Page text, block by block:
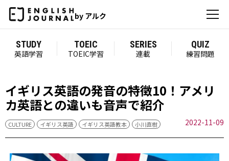
by アルク
STUDY
英語学習
TOEIC
TOEIC学習
SERIES
連載
QUIZ
練習問題
イギリス英語の発音の特徴10！アメリ
カ英語との違いも音声で紹介
CULTURE イギリス英語 イギリス英語教本 小川直樹 2022-11-09